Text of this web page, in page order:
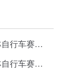
2025年大兴安岭·塔河第七届全国森林自行车赛第二日比赛顺利完赛
2025年大兴安岭·塔河第七届全国森林自行车赛将于7月11日拉开战幕